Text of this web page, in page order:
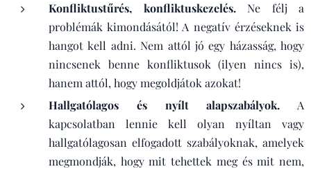
Konfliktustűrés, konfliktuskezelés.Ne félj a
problémák kimondásától! A negatív érzéseknek is
hangot kell adni. Nem attól jó egy házasság, hogy
nincsenek benne konfliktusok (ilyen nincs is),
hanem attól, hogy megoldjátok azokat!
Hallgatólagos és nyílt alapszabályok. A
kapcsolatban lennie kell olyan nyíltan vagy
hallgatólagosan elfogadott szabályoknak, amelyek
megmondják, hogy mit tehettek meg és mit nem,